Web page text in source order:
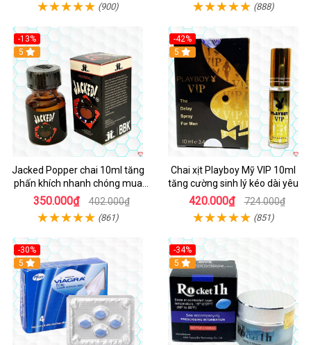
(900) (888)
-13%
5
Jacked Popper chai 10ml tăng
phấn khích nhanh chóng mua
ngay
350.000₫ 402.000₫
(861)
-42%
5
Chai xịt Playboy Mỹ VIP 10ml
tăng cường sinh lý kéo dài yêu
420.000₫ 724.000₫
(851)
-30%
5
-34%
5